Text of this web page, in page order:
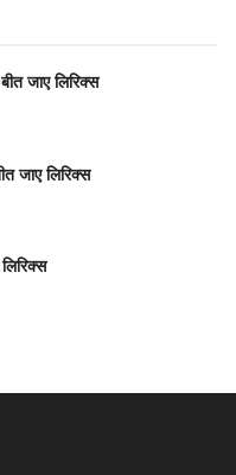
जाए लिरिक्स
जाए लिरिक्स